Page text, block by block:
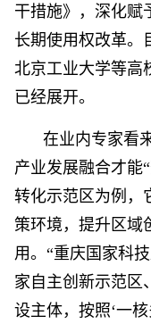
干措施》，深化赋
长期使用权改革。
北京工业大学等高
已经展开。
在业内专家看
产业发展融合才能
转化示范区为例，
策环境，提升区域
用。“重庆国家科
家自主创新示范区
设主体，按照‘一